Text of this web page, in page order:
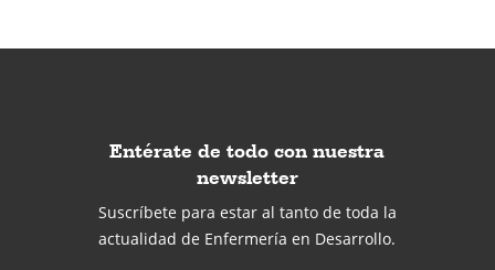
Entérate de todo con nuestra
newsletter
Suscríbete para estar al tanto de toda la
actualidad de Enfermería en Desarrollo.